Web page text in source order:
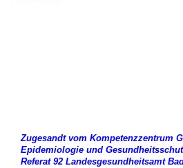
Zugesandt vom Kompetenzzentrum
Epidemiologie und
Referat 92 Landesgesundheitsamt